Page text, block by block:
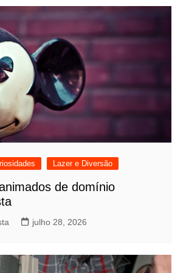
Lazer e Diversão
de domínio
julho 28, 2026